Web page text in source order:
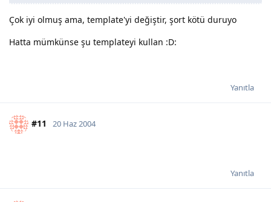
Çok iyi olmuş ama, template'yi değiştir, şort kötü duruyo
Hatta mümkünse şu templateyi kullan :D:
Yanıtla
#11 20 Haz 2004
Yanıtla